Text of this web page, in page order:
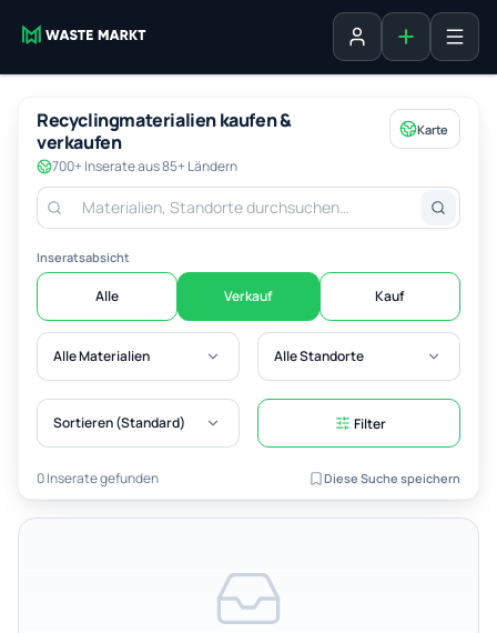
AnmeldenInserat
Recyclingmaterialien kaufen &
verkaufen
700+ Inserate aus 85+ Ländern
Karte
Inseratsabsicht
Alle Verkauf Kauf
Alle Materialien Alle Standorte
Sortieren (Standard) Filter
0 Inserate gefunden Diese Suche speichern